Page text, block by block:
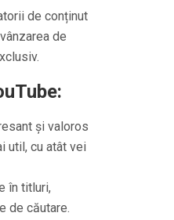
de conținut
de
și valoros
util, cu atât vei
în titluri,
de căutare.